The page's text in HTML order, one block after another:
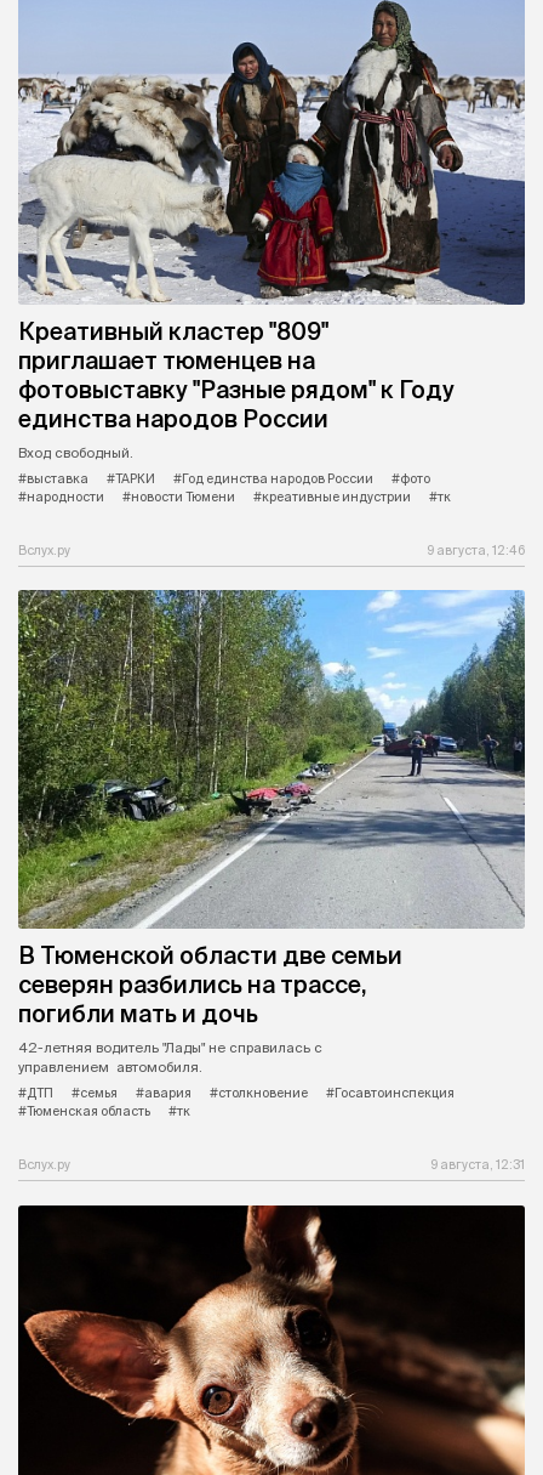
Креативный кластер "809"
приглашает тюменцев на
фотовыставку "Разные рядом" к Году
единства народов России
Вход свободный.
#выставка
#ТАРКИ #Год единства народов России
#фото
#народности
#новости Тюмени #креативные индустрии #тк
Вслух.ру 9 августа, 12:46
В Тюменской области две семьи
северян разбились на трассе,
погибли мать и дочь
42-летняя водитель "Лады" не справилась с
управлением автомобиля.
#ДТП
#семья #авария #столкновение
#Госавтоинспекция
#Тюменская область
#тк
Вслух.ру 9 августа, 12:31